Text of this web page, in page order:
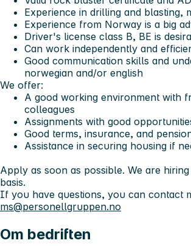
Experience in drilling and blasting,
Experience from Norway is a big
Driver's license class B, BE is
Can work independently and
Good communication skills and
norwegian and/or english
We offer:
A good working environment with
colleagues
Assignments with good
Good terms, insurance, and
Assistance in securing housing if
Apply as soon as possible. We are
basis.
If you have questions, you can contact
ms@personellgruppen.no
Om bedriften